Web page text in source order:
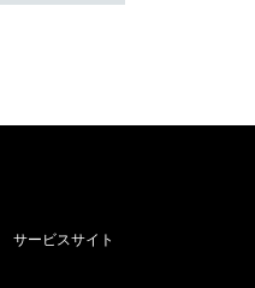
サービスサイト